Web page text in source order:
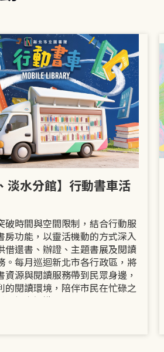
淡水分館】行動書車活
破時間與空間限制，結合行動服
房功能，以靈活機動的方式深入
借還書、辦證、主題書展及閱讀
。每月巡迴新北市各行政區，將
資源與閱讀服務帶到民眾身邊，
的閱讀環境，陪伴市民在忙碌之